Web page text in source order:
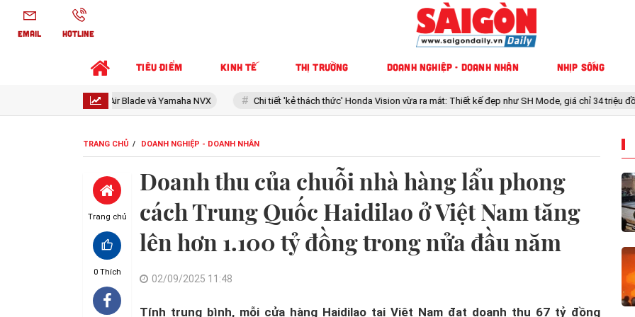
EMAIL HOTLINE
TIÊU ĐIỂM KINH TẾ THỊ TRƯỜNG DOANH NGHIỆP - DOANH NHÂN NHỊP SỐNG
Air Blade và Yamaha NVX Chi tiết 'kẻ thách thức' Honda Vision vừa ra mắt: Thiết kế đẹp như SH Mode, giá chỉ 34 triệu đồng Kỷ
TRANG CHỦ DOANH NGHIỆP - DOANH NHÂN
Trang chủ
0Thích
Doanh thu của chuỗi nhà hàng lẩu phong
cách Trung Quốc Haidilao ở Việt Nam tăng
lên hơn 1.100 tỷ đồng trong nửa đầu năm
02/09/2025 11:48
Tính trung bình, mỗi cửa hàng Haidilao tại Việt Nam đạt doanh thu 67 tỷ đồng